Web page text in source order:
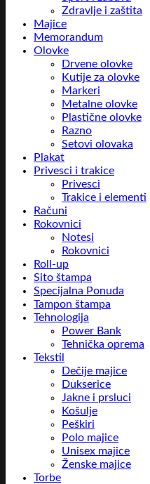
Zdravlje i zaštita
Majice
Memorandum
Olovke
Drvene olovke
Kutije za olovke
Markeri
Metalne olovke
Plastične olovke
Razno
Setovi olovaka
Plakat
Privesci i trakice
Privesci
Trakice i elementi
Računi
Rokovnici
Notesi
Rokovnici
Roll-up
Sito štampa
Specijalna Ponuda
Tampon štampa
Tehnologija
Power Bank
Tehnička oprema
Tekstil
Dečije majice
Dukserice
Jakne i prsluci
Košulje
Peškiri
Polo majice
Unisex majice
Ženske majice
Torbe